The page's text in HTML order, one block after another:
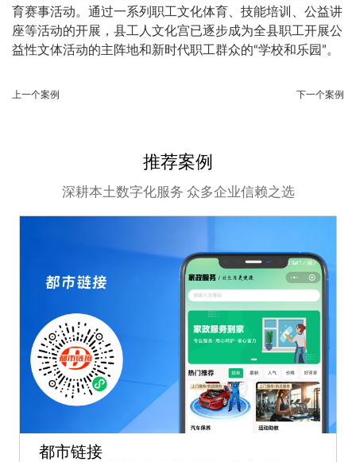
育赛事活动。通过一系列职工文化体育、技能培训、公益讲
座等活动的开展，县工人文化宫已逐步成为全县职工开展公
益性文体活动的主阵地和新时代职工群众的“学校和乐园”。
上一个案例 下一个案例
推荐案例
深耕本土数字化服务 众多企业信赖之选
都市链接